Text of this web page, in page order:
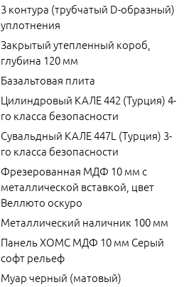
3 контура (трубчатый D-образный)
уплотнения
Закрытый утепленный короб,
глубина 120 мм
Базальтовая плита
Цилиндровый КАЛЕ 442 (Турция) 4-
го класса безопасности
Сувальдный КАЛЕ 447L (Турция) 3-
го класса безопасности
Фрезерованная МДФ 10 мм с
металлической вставкой, цвет
Веллюто оскуро
Металлический наличник 100 мм
Панель ХОМС МДФ 10 мм Серый
софт рельеф
Муар черный (матовый)